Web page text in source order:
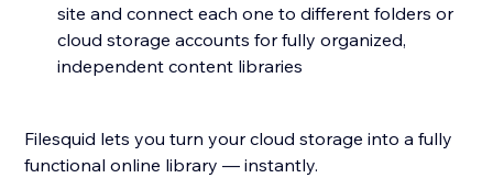
site and connect each one to different folders or
cloud storage accounts for fully organized,
independent content libraries
Filesquid lets you turn your cloud storage into a fully
functional online library — instantly.